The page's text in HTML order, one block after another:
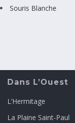
Souris Blanche
Dans L’Ouest
L’Hermitage
La Plaine Saint-Paul